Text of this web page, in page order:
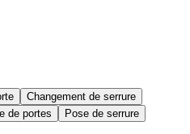
Changement de serrure
de portes
Pose de serrure